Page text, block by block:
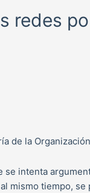
redes
de la
intenta
mismo tiempo,